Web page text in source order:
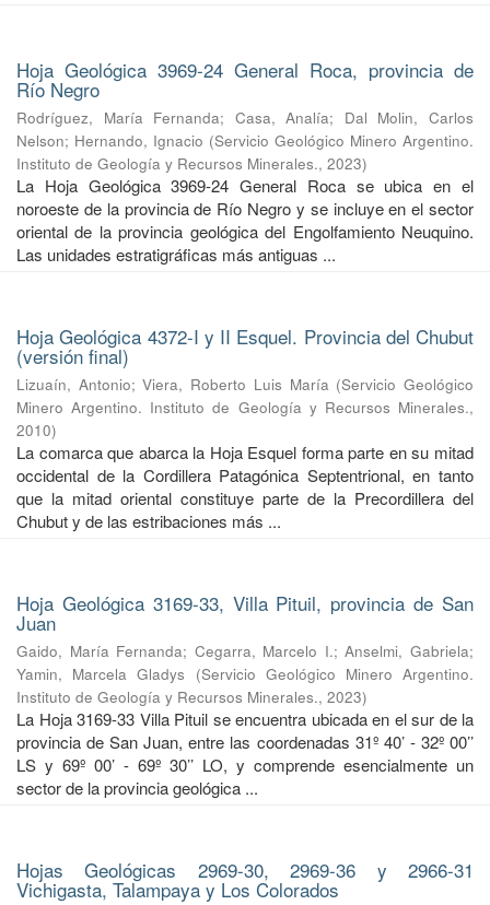
Hoja Geológica 3969-24 General Roca, provincia de
Río Negro
Rodríguez, María Fernanda; Casa, Analía; Dal Molin, Carlos
Nelson; Hernando, Ignacio (Servicio Geológico Minero Argentino.
Instituto de Geología y Recursos Minerales., 2023)
La Hoja Geológica 3969-24 General Roca se ubica en el
noroeste de la provincia de Río Negro y se incluye en el sector
oriental de la provincia geológica del Engolfamiento Neuquino.
Las unidades estratigráficas más antiguas ...
Hoja Geológica 4372-I y II Esquel. Provincia del Chubut
(versión final)
Lizuaín, Antonio;Viera, Roberto Luis María (Servicio Geológico
Minero Argentino. Instituto de Geología y Recursos Minerales.,
2010)
La comarca que abarca la Hoja Esquel forma parte en su mitad
occidental de la Cordillera Patagónica Septentrional, en tanto
que la mitad oriental constituye parte de la Precordillera del
Chubut y de las estribaciones más ...
Hoja Geológica 3169-33, Villa Pituil, provincia de San
Juan
Gaido, María Fernanda; Cegarra, Marcelo I.;Anselmi, Gabriela;
Yamin, Marcela Gladys
(Servicio Geológico Minero Argentino.
Instituto de Geología y Recursos Minerales., 2023)
La Hoja 3169-33 Villa Pituil se encuentra ubicada en el sur de la
provincia de San Juan, entre las coordenadas 31º 40’ - 32º 00’’
LS y 69º 00’ - 69º 30’’ LO, y comprende esencialmente un
sector de la provincia geológica ...
Hojas Geológicas 2969-30, 2969-36 y 2966-31
Vichigasta, Talampaya y Los Colorados